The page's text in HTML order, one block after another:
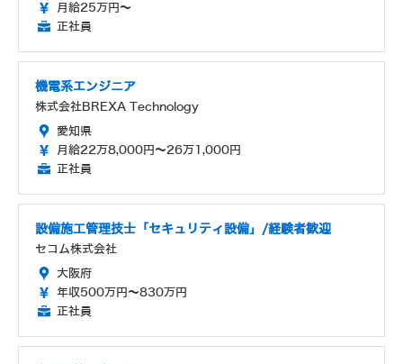
月給25万円～
正社員
機電系エンジニア
株式会社BREXA Technology
愛知県
月給22万8,000円～26万1,000円
正社員
設備施工管理技士「セキュリティ設備」/経験者歓迎
セコム株式会社
大阪府
年収500万円～830万円
正社員